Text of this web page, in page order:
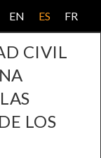
EN ES FR
CIVIL
LOS